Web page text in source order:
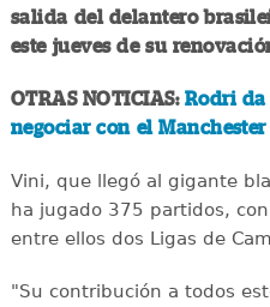
salida del delantero
este jueves de su
OTRAS NOTICIAS: Rodri da
negociar con el
Vini, que llegó al gigante
ha jugado 375 partidos,
entre ellos dos Ligas de
"Su contribución a todos